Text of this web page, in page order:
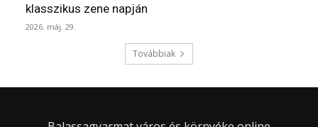
klasszikus zene napján
2026. máj. 29.
Továbbiak